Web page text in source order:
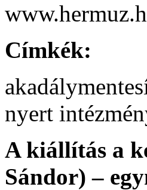
Címkék:
nyert
A kiállítás a
Sándor) –